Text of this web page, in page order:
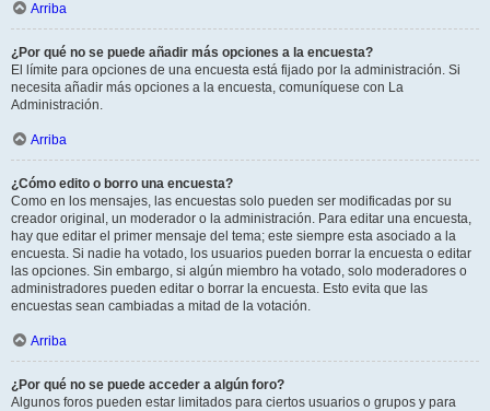
Arriba
¿Por qué no se puede añadir más opciones a la encuesta?
El límite para opciones de una encuesta está fijado por la administración. Si
necesita añadir más opciones a la encuesta, comuníquese con La
Administración.
Arriba
¿Cómo edito o borro una encuesta?
Como en los mensajes, las encuestas solo pueden ser modificadas por su
creador original, un moderador o la administración. Para editar una encuesta,
hay que editar el primer mensaje del tema; este siempre esta asociado a la
encuesta. Si nadie ha votado, los usuarios pueden borrar la encuesta o editar
las opciones. Sin embargo, si algún miembro ha votado, solo moderadores o
administradores pueden editar o borrar la encuesta. Esto evita que las
encuestas sean cambiadas a mitad de la votación.
Arriba
¿Por qué no se puede acceder a algún foro?
Algunos foros pueden estar limitados para ciertos usuarios o grupos y para